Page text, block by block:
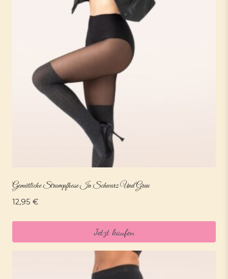
Gemütliche Strumpfhose In Schwarz Und Grau
12,95 €
Jetzt kaufen